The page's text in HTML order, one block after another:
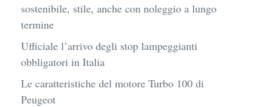
sostenibile, stile, anche con noleggio a lungo
termine
Ufficiale l’arrivo degli stop lampeggianti
obbligatori in Italia
Le caratteristiche del motore Turbo 100 di
Peugeot